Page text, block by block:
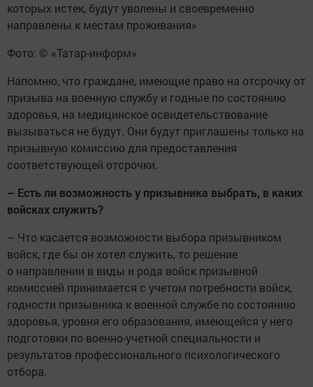
которых истек, будут уволены и свое­временно
направлены к местам проживания»
Фото: © «Татар-информ»
Напомню, что граждане, имеющие право на отсрочку от
призыва на военную службу и годные по состоянию
здоровья, на медицинское освидетельствование
вызываться не будут. Они будут приглашены только на
призывную комиссию для предоставления
соответствующей отсрочки.
– Есть ли возможность у призывника выбрать, в каких
войсках служить?
– Что касается возможности выбора призывником
войск, где бы он хотел служить, то решение
о направлении в виды и рода войск призывной
комиссией принимается с учетом потребности войск,
годности призывника к военной службе по состоянию
здоровья, уровня его образования, имеющейся у него
подготовки по военно-учетной специальности и
результатов профессионального психологического
отбора.